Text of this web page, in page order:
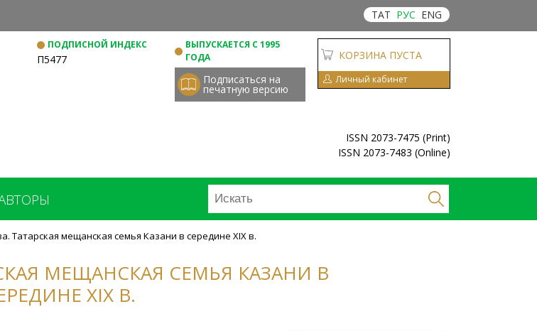
к
основному
ТАТ РУС ENG
ПОДПИСНОЙ ИНДЕКС
П5477
ВЫПУСКАЕТСЯ С 1995
ГОДА
Подписаться на
печатную версию
КОРЗИНА ПУСТА
Личный кабинет
ISSN 2073-7475 (Print)
ISSN 2073-7483 (Online)
Татарская мещанская семья Казани в середине XIX в.
МЕЩАНСКАЯ СЕМЬЯ КАЗАНИ В
XIX В.